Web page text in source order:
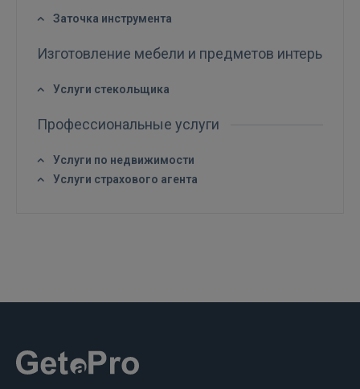
 Sign in with Apple
Ещё не зарегистрированы?
Заточка инструмента
Изготовление мебели и предметов интерьера
Услуги стекольщика
Профессиональные услуги
Услуги по недвижимости
Услуги страхового агента